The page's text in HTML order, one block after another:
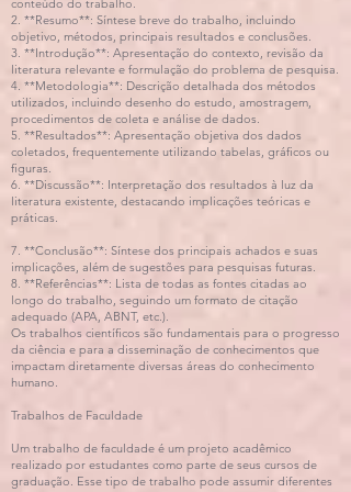
conteúdo do trabalho.
2. **Resumo**: Síntese breve do trabalho, incluindo
objetivo, métodos, principais resultados e conclusões.
3. **Introdução**: Apresentação do contexto, revisão da
literatura relevante e formulação do problema de pesquisa.
4. **Metodologia**: Descrição detalhada dos métodos
utilizados, incluindo desenho do estudo, amostragem,
procedimentos de coleta e análise de dados.
5. **Resultados**: Apresentação objetiva dos dados
coletados, frequentemente utilizando tabelas, gráficos ou
figuras.
6. **Discussão**: Interpretação dos resultados à luz da
literatura existente, destacando implicações teóricas e
práticas.
7. **Conclusão**: Síntese dos principais achados e suas
implicações, além de sugestões para pesquisas futuras.
8. **Referências**: Lista de todas as fontes citadas ao
longo do trabalho, seguindo um formato de citação
adequado (APA, ABNT, etc.).
Os trabalhos científicos são fundamentais para o progresso
da ciência e para a disseminação de conhecimentos que
impactam diretamente diversas áreas do conhecimento
humano.
Trabalhos de Faculdade
Um trabalho de faculdade é um projeto acadêmico
realizado por estudantes como parte de seus cursos de
graduação. Esse tipo de trabalho pode assumir diferentes